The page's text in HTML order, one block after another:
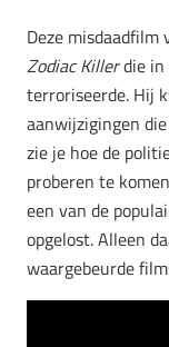
Deze misdaadfilm
Zodiac Killerdie in
terroriseerde. Hij
aanwijzigingen
zie je hoe de
proberen te
een van de
opgelost. Alleen
waargebeurde